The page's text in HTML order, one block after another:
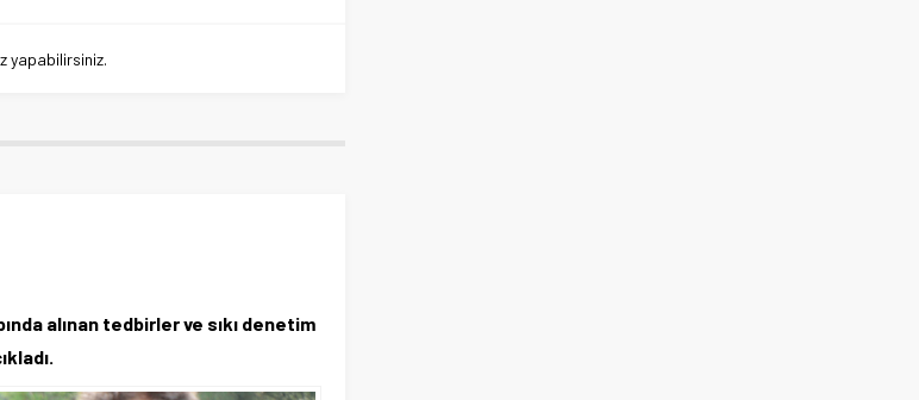
yapabilirsiniz.
alınan tedbirler ve sıkı denetim